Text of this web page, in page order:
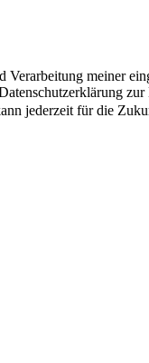
meiner
jederzeit für die